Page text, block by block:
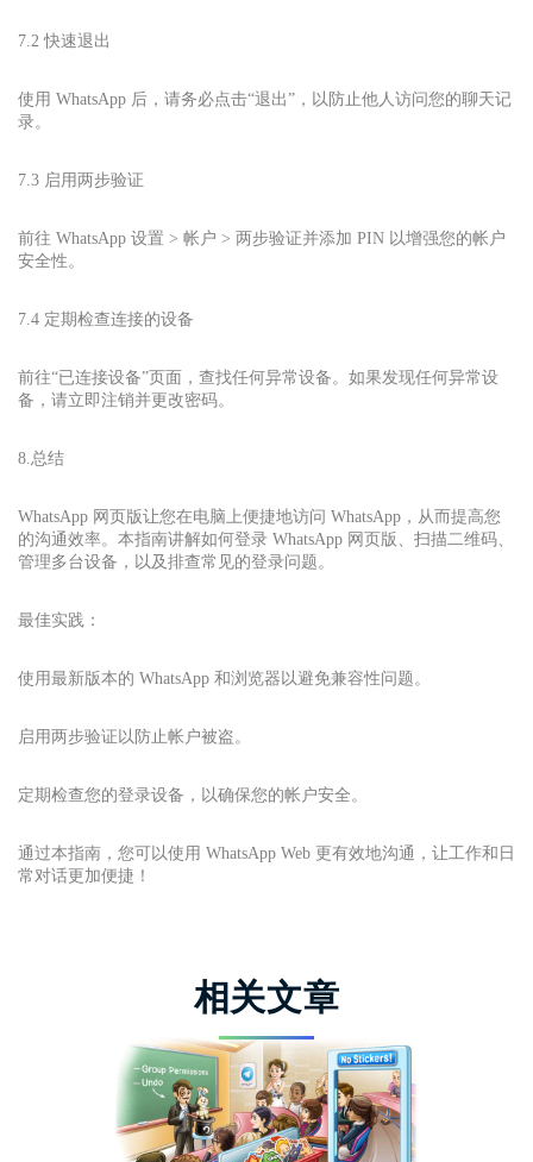
7.2 快速退出
使用 WhatsApp 后，请务必点击“退出”，以防止他人访问您的聊天记
录。
7.3 启用两步验证
前往 WhatsApp 设置 > 帐户 > 两步验证并添加 PIN 以增强您的帐户
安全性。
7.4 定期检查连接的设备
前往“已连接设备”页面，查找任何异常设备。如果发现任何异常设
备，请立即注销并更改密码。
8.总结
WhatsApp 网页版让您在电脑上便捷地访问 WhatsApp，从而提高您
的沟通效率。本指南讲解如何登录 WhatsApp 网页版、扫描二维码、
管理多台设备，以及排查常见的登录问题。
最佳实践：
使用最新版本的 WhatsApp 和浏览器以避免兼容性问题。
启用两步验证以防止帐户被盗。
定期检查您的登录设备，以确保您的帐户安全。
通过本指南，您可以使用 WhatsApp Web 更有效地沟通，让工作和日
常对话更加便捷！
相关文章